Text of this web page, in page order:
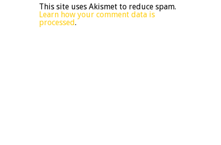
This site uses Akismet to reduce spam.
Learn how your comment data is
processed.